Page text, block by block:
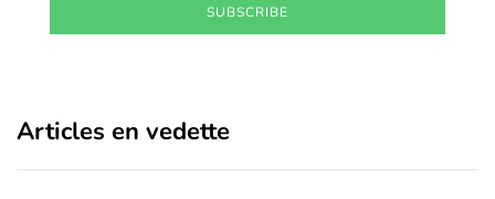
SUBSCRIBE
Articles en vedette